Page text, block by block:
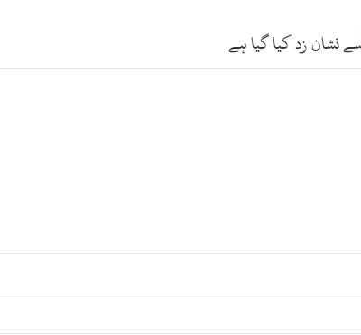
نشان زد کیا گیا ہے